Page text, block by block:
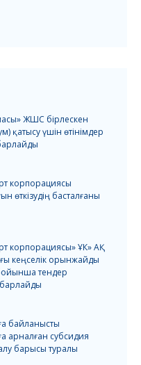
ЖШС бірлескен
қатысу үшін өтінімдер
корпорациясы
өткізудің басталғаны
корпорациясы» ҰК» АҚ
кеңселік орынжайды
тендер
байланысты
арналған субсидия
барысы туралы